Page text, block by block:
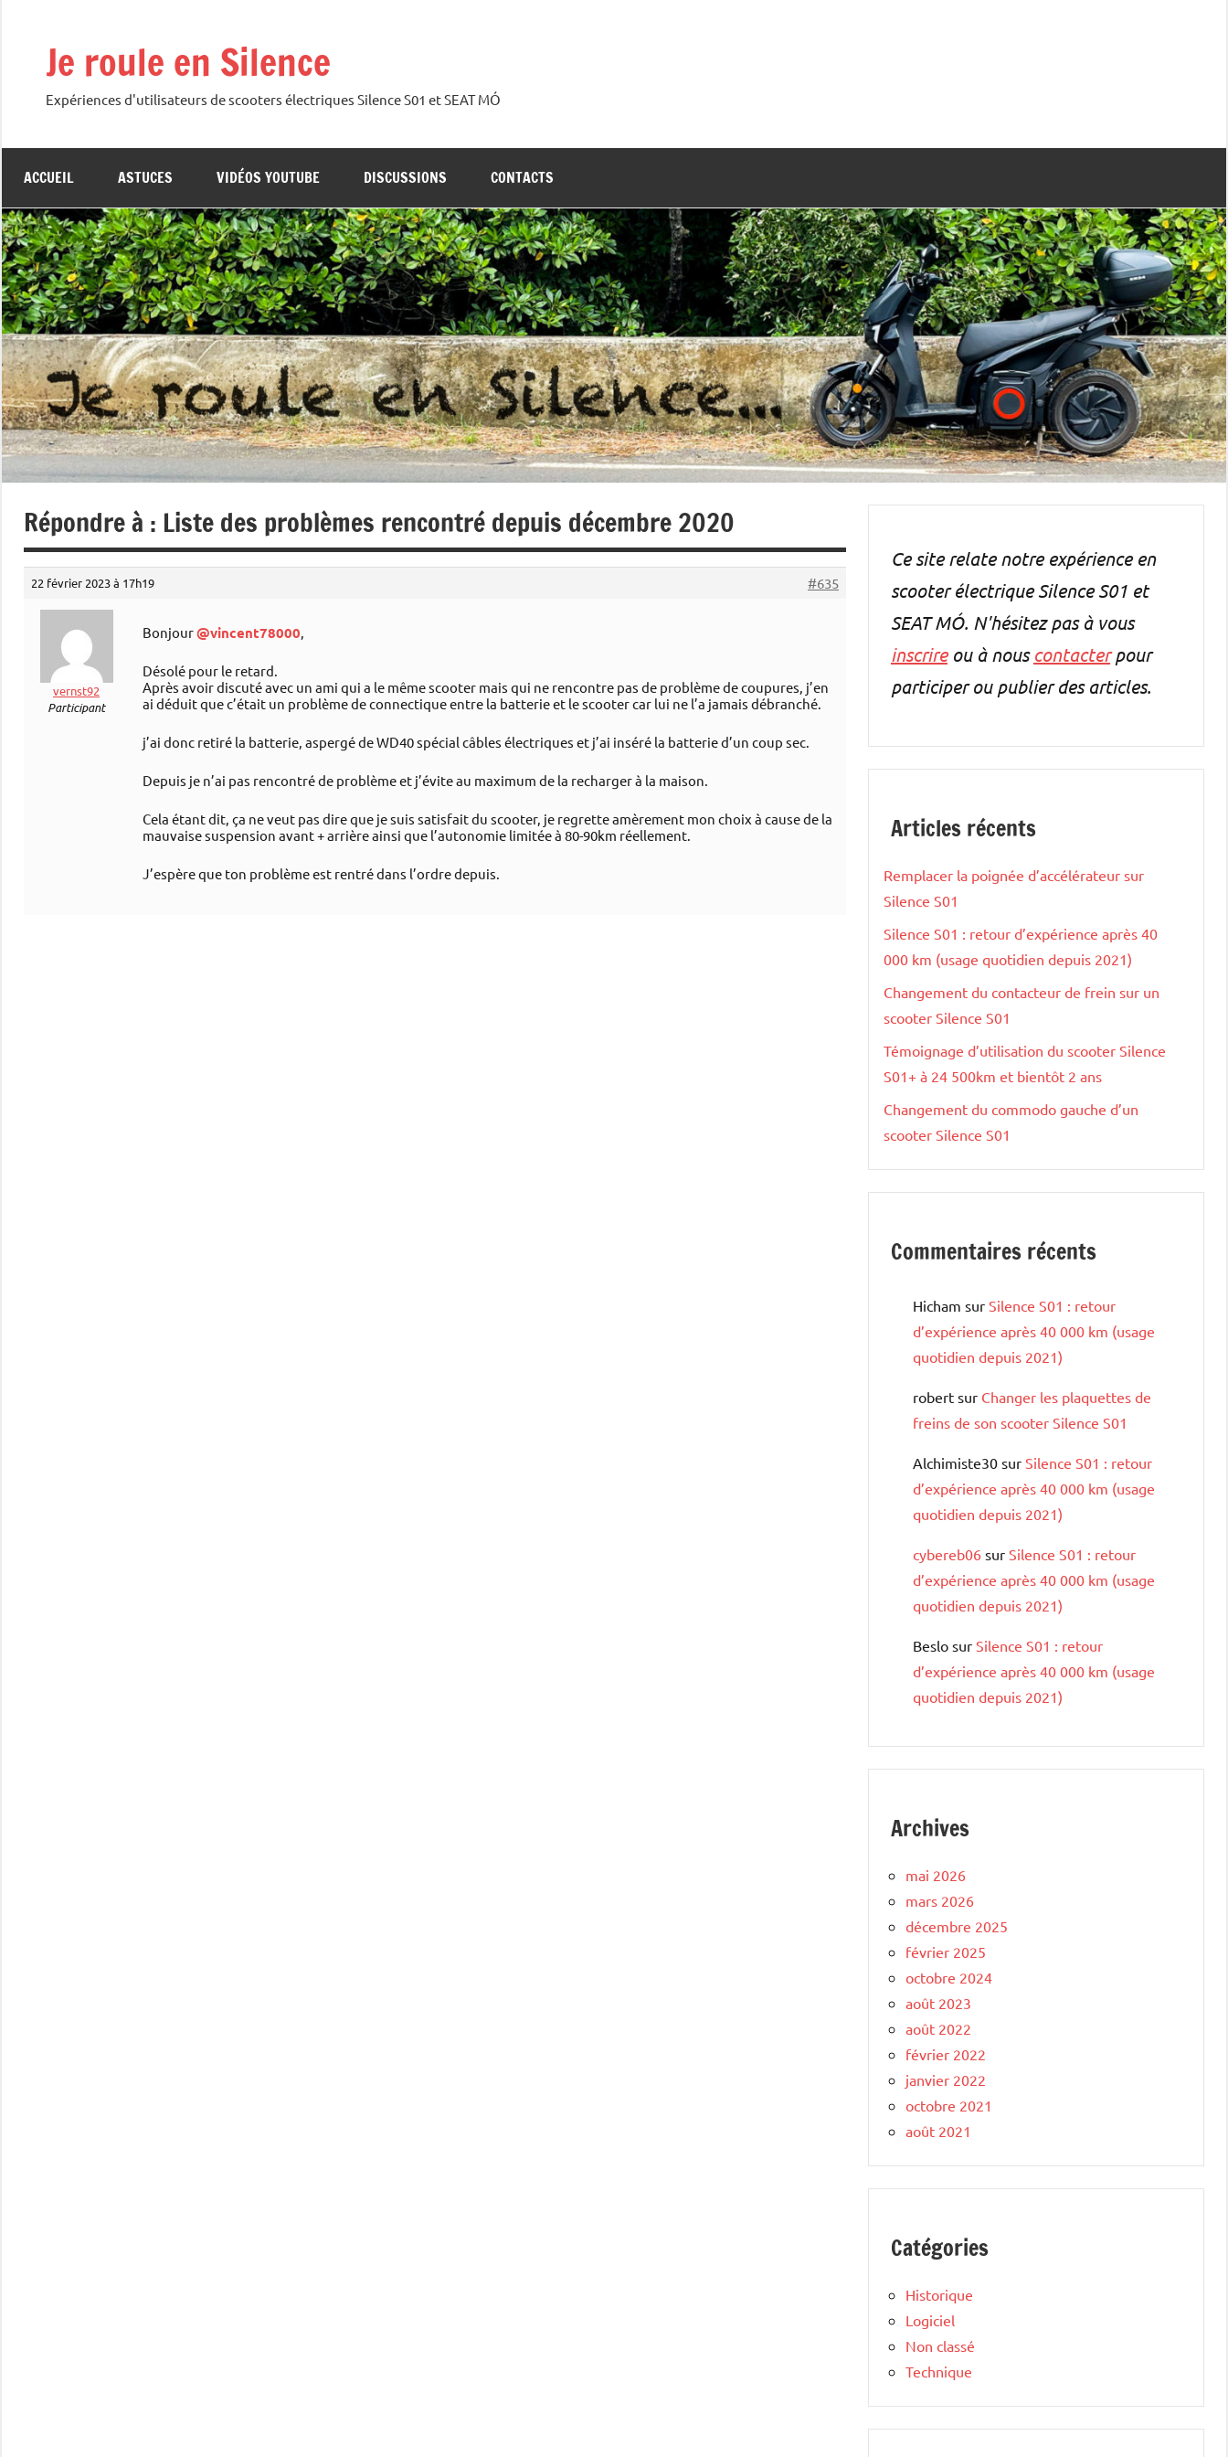
Je roule en Silence
Expériences d'utilisateurs de scooters électriques Silence S01 et SEAT MÓ
ACCUEIL ASTUCES VIDÉOS YOUTUBE DISCUSSIONS CONTACTS
Répondre à : Liste des problèmes rencontré depuis décembre 2020
22 février 2023 à 17h19 #635
vernst92
Participant
Bonjour@vincent78000,
Désolé pour le retard.
Après avoir discuté avec un ami qui a le même scooter mais qui ne rencontre pas de problème de coupures, j’en
ai déduit que c’était un problème de connectique entre la batterie et le scooter car lui ne l’a jamais débranché.
j’ai donc retiré la batterie, aspergé de WD40 spécial câbles électriques et j’ai inséré la batterie d’un coup sec.
Depuis je n’ai pas rencontré de problème et j’évite au maximum de la recharger à la maison.
Cela étant dit, ça ne veut pas dire que je suis satisfait du scooter, je regrette amèrement mon choix à cause de la
mauvaise suspension avant + arrière ainsi que l’autonomie limitée à 80-90km réellement.
J’espère que ton problème est rentré dans l’ordre depuis.
Ce site relate notre expérience en
scooter électrique Silence S01 et
SEAT MÓ. N'hésitez pas à vous
inscrireou à nous contacterpour
participer ou publier des articles.
Articles récents
Remplacer la poignée d’accélérateur sur
Silence S01
Silence S01 : retour d’expérience après 40
000 km (usage quotidien depuis 2021)
Changement du contacteur de frein sur un
scooter Silence S01
Témoignage d’utilisation du scooter Silence
S01+ à 24 500km et bientôt 2 ans
Changement du commodo gauche d’un
scooter Silence S01
Commentaires récents
Hicham sur Silence S01 : retour
d’expérience après 40 000 km (usage
quotidien depuis 2021)
robert sur Changer les plaquettes de
freins de son scooter Silence S01
Alchimiste30 sur Silence S01 : retour
d’expérience après 40 000 km (usage
quotidien depuis 2021)
cybereb06 sur Silence S01 : retour
d’expérience après 40 000 km (usage
quotidien depuis 2021)
Beslo sur Silence S01 : retour
d’expérience après 40 000 km (usage
quotidien depuis 2021)
Archives
mai 2026
mars 2026
décembre 2025
février 2025
octobre 2024
août 2023
août 2022
février 2022
janvier 2022
octobre 2021
août 2021
Catégories
Historique
Logiciel
Non classé
Technique